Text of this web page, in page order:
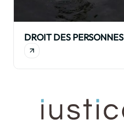
DROIT DES PERSONNES